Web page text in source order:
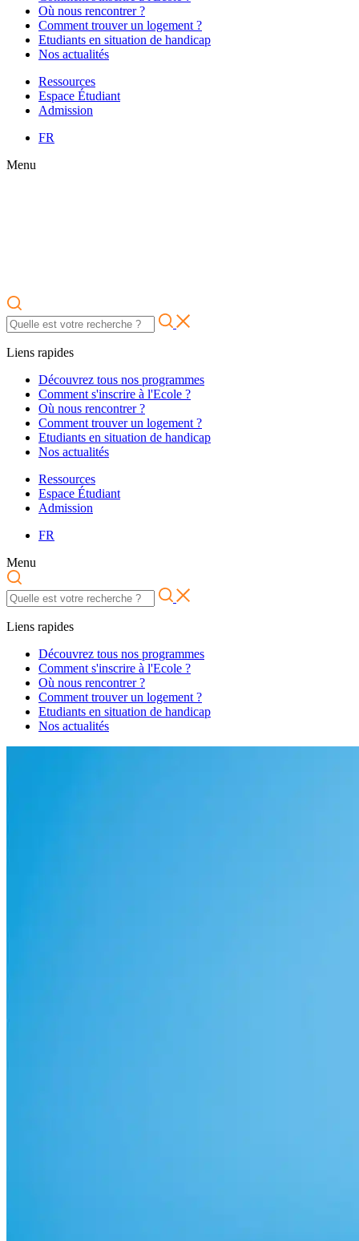
Où nous rencontrer ?
Comment trouver un logement ?
Etudiants en situation de handicap
Nos actualités
Ressources
Espace Étudiant
Admission
FR
Menu
Liens rapides
Découvrez tous nos programmes
Comment s'inscrire à l'Ecole ?
Où nous rencontrer ?
Comment trouver un logement ?
Etudiants en situation de handicap
Nos actualités
Ressources
Espace Étudiant
Admission
FR
Menu
Liens rapides
Découvrez tous nos programmes
Comment s'inscrire à l'Ecole ?
Où nous rencontrer ?
Comment trouver un logement ?
Etudiants en situation de handicap
Nos actualités